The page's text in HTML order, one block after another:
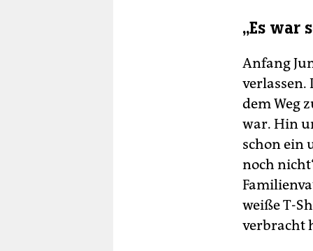
„Es war
Anfang
verlassen.
dem Weg
war. Hin
schon ein
noch
weiße T-
verbracht